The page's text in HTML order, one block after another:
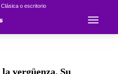
Clásica o escritorio
Toggle
vergüenza. Su